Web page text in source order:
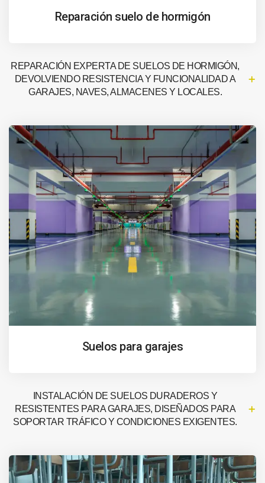
Reparación suelo de hormigón
REPARACIÓN EXPERTA DE SUELOS DE HORMIGÓN,
DEVOLVIENDO RESISTENCIA Y FUNCIONALIDAD A
GARAJES, NAVES, ALMACENES Y LOCALES.
Suelos para garajes
INSTALACIÓN DE SUELOS DURADEROS Y
RESISTENTES PARA GARAJES, DISEÑADOS PARA
SOPORTAR TRÁFICO Y CONDICIONES EXIGENTES.